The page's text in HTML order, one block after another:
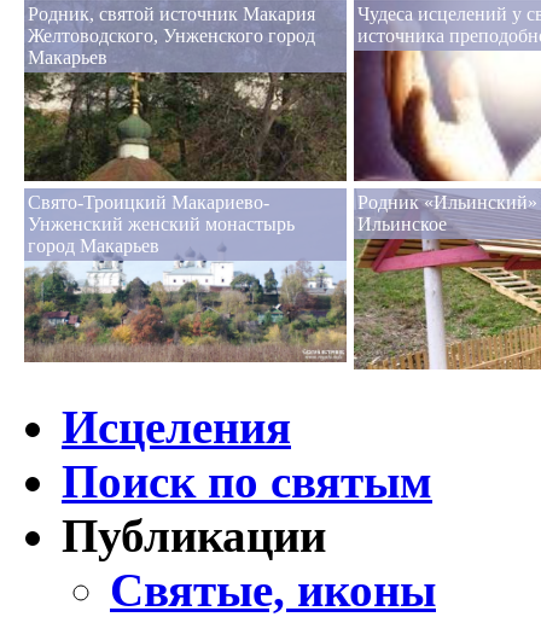
Родник, святой источник Макария
Желтоводского, Унженского город
Макарьев
Чудеса исцелений у
источника
Свято-Троицкий Макариево-
Унженский женский монастырь
город Макарьев
Родник «Ильинский»
Ильинское
Исцеления
Поиск по святым
Публикации
Святые, иконы